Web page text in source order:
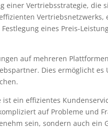
einer Vertriebsstrategie, die
Vertriebsnetzwerks,
eines Preis-
auf mehreren
Dies ermöglicht
ein effizientes
auf Probleme und
sein, sondern auch ein